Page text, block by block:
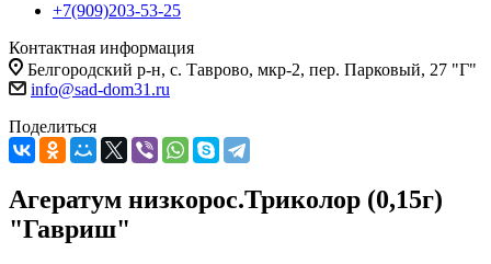
+7(909)203-53-25
Контактная информация
Белгородский р-н, с. Таврово, мкр-2, пер. Парковый, 27 "Г"
info@sad-dom31.ru
Поделиться
Агератум низкорос.Триколор (0,15г)
"Гавриш"